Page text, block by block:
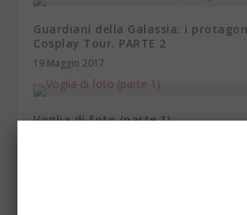
Guardiani della Galassia: i
Cosplay Tour. PARTE 2
19 Maggio 2017
Voglia di foto (parte 1)